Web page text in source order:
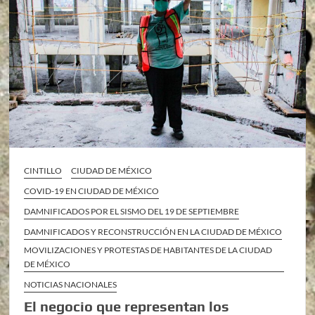
CINTILLO
CIUDAD DE MÉXICO
COVID-19 EN CIUDAD DE MÉXICO
DAMNIFICADOS POR EL SISMO DEL 19 DE SEPTIEMBRE
DAMNIFICADOS Y RECONSTRUCCIÓN EN LA CIUDAD DE MÉXICO
MOVILIZACIONES Y PROTESTAS DE HABITANTES DE LA CIUDAD
DE MÉXICO
NOTICIAS NACIONALES
El negocio que representan los